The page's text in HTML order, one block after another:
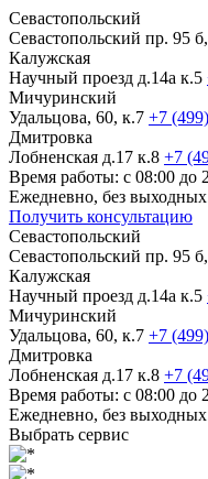
Севастопольский
Севастопольский пр. 95
Калужская
Научный проезд д.14а к.5
Мичуринский
Удальцова, 60, к.7 +7
Дмитровка
Лобненская д.17 к.8 +7
Время работы: с 08:00 до
Ежедневно, без
Получить консультацию
Севастопольский
Севастопольский пр. 95
Калужская
Научный проезд д.14а к.5
Мичуринский
Удальцова, 60, к.7 +7
Дмитровка
Лобненская д.17 к.8 +7
Время работы: с 08:00 до
Ежедневно, без
Выбрать сервис